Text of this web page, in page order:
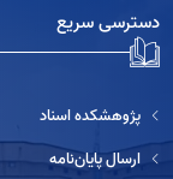
دسترسی سریع